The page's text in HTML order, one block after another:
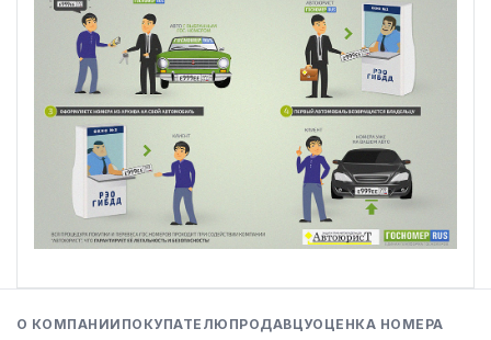
О КОМПАНИИ ПОКУПАТЕЛЮ ПРОДАВЦУОЦЕНКА НОМЕРА